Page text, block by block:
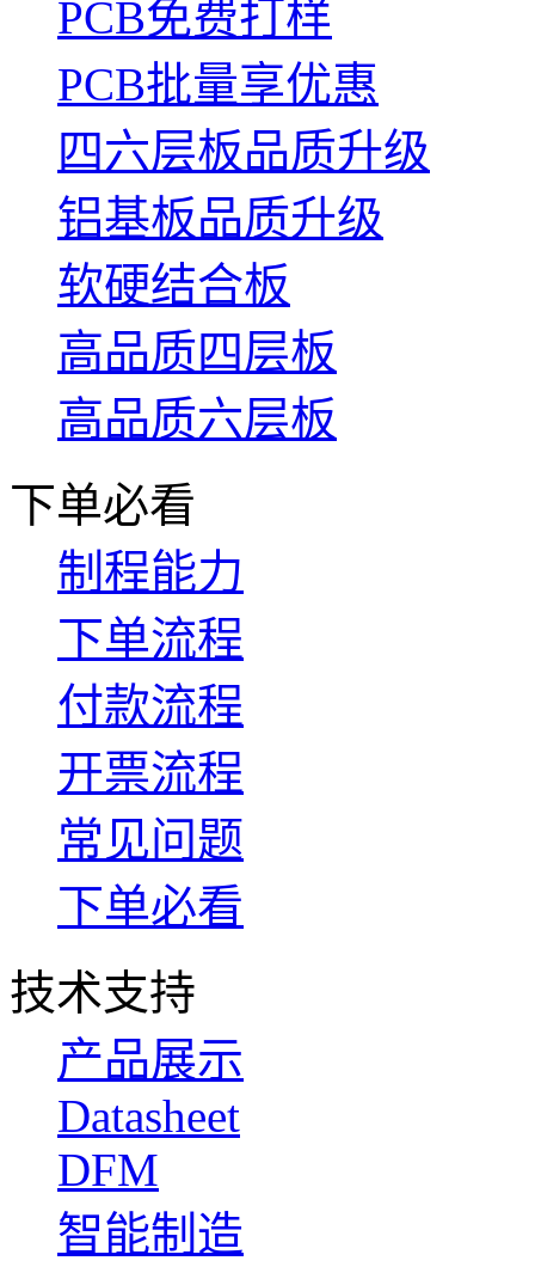
PCB免费打样
PCB批量享优惠
四六层板品质升级
铝基板品质升级
软硬结合板
高品质四层板
高品质六层板
下单必看
制程能力
下单流程
付款流程
开票流程
常见问题
下单必看
技术支持
产品展示
Datasheet
DFM
智能制造